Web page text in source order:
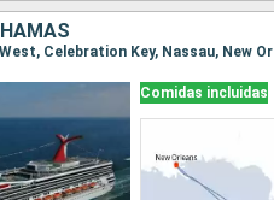
Celebration Key, Nassau, New
Comidas incluidas